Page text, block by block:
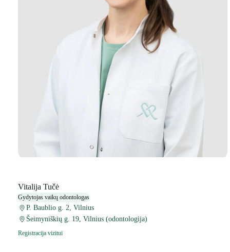
Vitalija Tučė
Gydytojas vaikų odontologas
P. Baublio g. 2, Vilnius
Šeimyniškių g. 19, Vilnius (odontologija)
Registracija vizitui